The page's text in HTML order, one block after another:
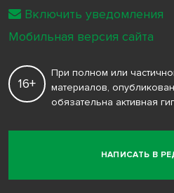
НАПИСАТЬ В
16+
При полном или
материалов,
обязательна активная
Включить уведомления
Мобильная версия сайта